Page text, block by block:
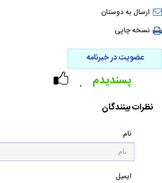
ارسال به دوستان
نسخه چاپی
عضویت در خبرنامه
۰ پسندیدم
نظرات بینندگان
نام
ایمیل